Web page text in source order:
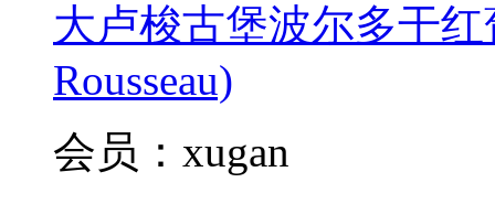
大卢梭古堡波尔多干红
Rousseau)
会员：xugan